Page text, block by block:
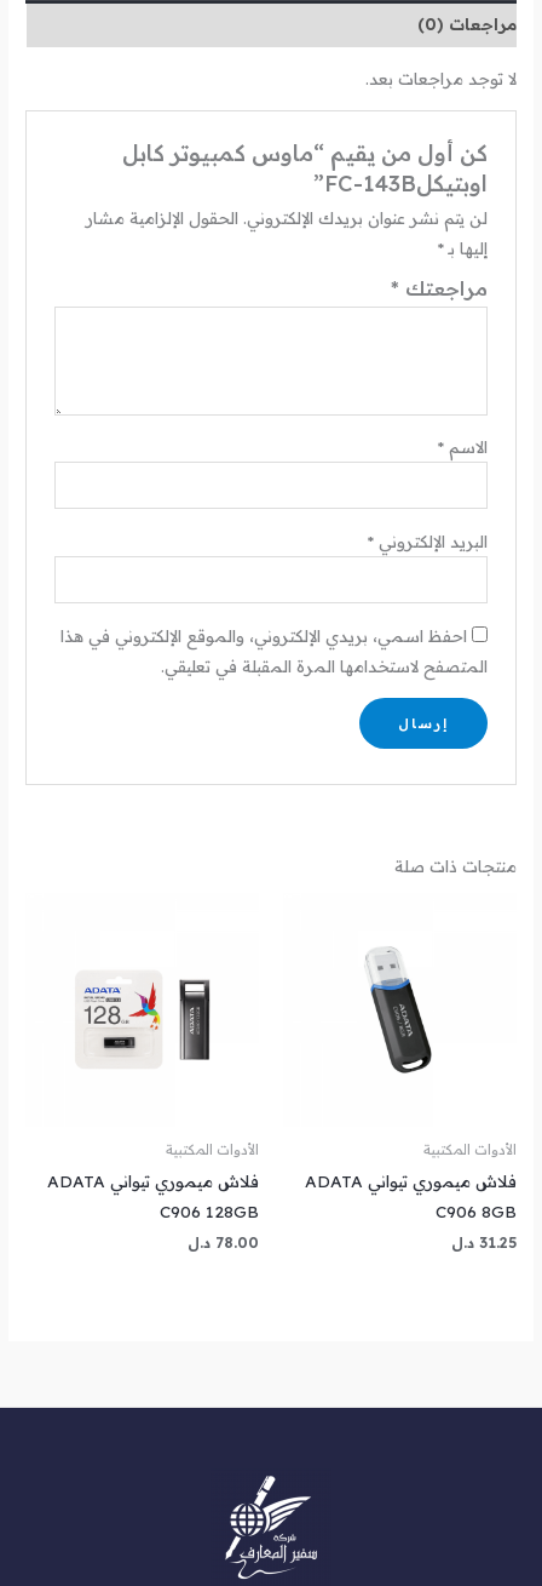
مراجعات (0)
لا توجد مراجعات بعد.
كن أول من يقيم “ماوس كمبيوتر كابل
اوبتيكلFC-143B”
لن يتم نشر عنوان بريدك الإلكتروني. الحقول الإلزامية مشار
إليها بـ*
مراجعتك *
الاسم *
البريد الإلكتروني *
احفظ اسمي، بريدي الإلكتروني، والموقع الإلكتروني في هذا
المتصفح لاستخدامها المرة المقبلة في تعليقي.
منتجات ذات صلة
الأدوات المكتبية
فلاش ميموري تيواني ADATA
C906 8GB
31.25 د.ل
الأدوات المكتبية
فلاش ميموري تيواني ADATA
C906 128GB
78.00 د.ل